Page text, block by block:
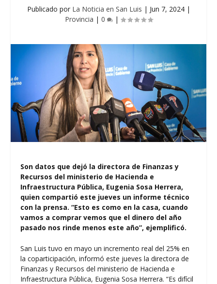
Publicado por La Noticia en San Luis | Jun 7, 2024|
Provincia | 0 |
Son datos que dejó la directora de Finanzas y
Recursos del ministerio de Hacienda e
Infraestructura Pública, Eugenia Sosa Herrera,
quien compartió este jueves un informe técnico
con la prensa. “Esto es como en la casa, cuando
vamos a comprar vemos que el dinero del año
pasado nos rinde menos este año”, ejemplificó.
San Luis tuvo en mayo un incremento real del 25% en
la coparticipación, informó este jueves la directora de
Finanzas y Recursos del ministerio de Hacienda e
Infraestructura Pública, Eugenia Sosa Herrera. “Es difícil